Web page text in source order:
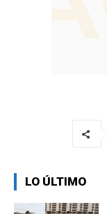
LO ÚLTIMO